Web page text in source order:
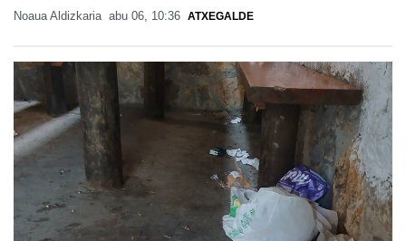
Noaua Aldizkaria abu 06, 10:36 ATXEGALDE